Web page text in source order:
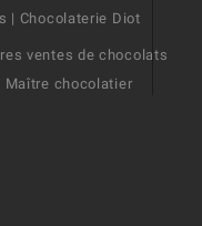
| Chocolaterie Diot
ventes de chocolats
Maître chocolatier